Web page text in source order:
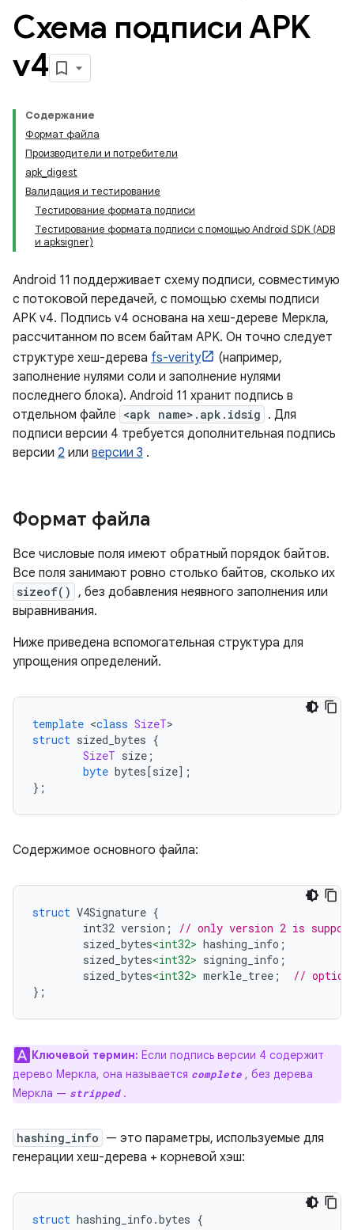
Схема подписи APK
v4
Содержание
Формат файла
Производители и потребители
apk_digest
Валидация и тестирование
Тестирование формата подписи
Тестирование формата подписи с помощью Android SDK (ADB
и apksigner)
Android 11 поддерживает схему подписи, совместимую
с потоковой передачей, с помощью схемы подписи
APK v4. Подпись v4 основана на хеш-дереве Меркла,
рассчитанном по всем байтам APK. Он точно следует
структуре хеш-дерева fs-verity
(например,
заполнение нулями соли и заполнение нулями
последнего блока). Android 11 хранит подпись в
отдельном файле <apk name>.apk.idsig . Для
подписи версии 4 требуется дополнительная подпись
версии 2 или версии 3 .
Формат файла
Все числовые поля имеют обратный порядок байтов.
Все поля занимают ровно столько байтов, сколько их
sizeof() , без добавления неявного заполнения или
выравнивания.
Ниже приведена вспомогательная структура для
упрощения определений.
template <class SizeT>
struct sized_bytes {
SizeT size ;
byte bytes[size];
};
Содержимое основного файла:
struct V4Signature {
int32 version ;
// only version 2 is
sized_bytes<int32> hashing_info ;
sized_bytes<int32> signing_info ;
sized_bytes<int32> merkle_tree ;
//
};
Ключевой термин: Если подпись версии 4 содержит
дерево Меркла, она называется complete , без дерева
Меркла — stripped.
hashing_info — это параметры, используемые для
генерации хеш-дерева + корневой хэш:
struct hashing_info .bytes {